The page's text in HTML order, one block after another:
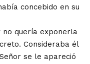
concebido en su
no quería exponerla
Consideraba él
se le apareció